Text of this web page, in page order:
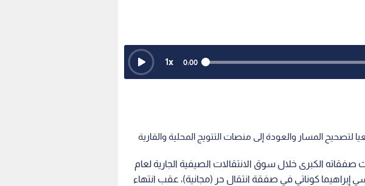
0:00
1x
لتصحيح المسار والعودة إلى منصات التتويج المحلية والقارية
صفقاته الكبرى خلال سوق الانتقالات الصيفية الجارية لعام
إبراهيما كوناتي في صفقة انتقال حر (مجانية)، عقب انتهاء